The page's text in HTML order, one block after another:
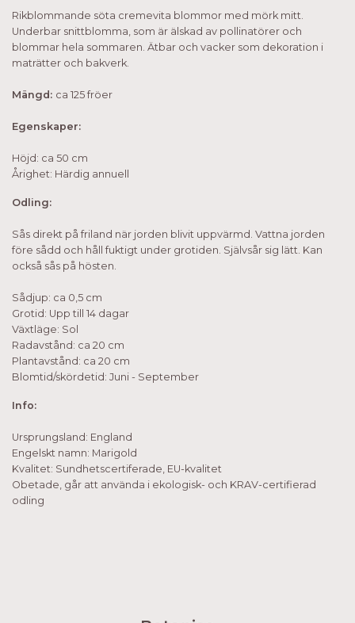
Rikblommande söta cremevita blommor med mörk mitt.
Underbar snittblomma, som är älskad av pollinatörer och
blommar hela sommaren. Ätbar och vacker som dekoration i
maträtter och bakverk.
Mängd: ca 125 fröer
Egenskaper:
Höjd: ca 50 cm
Årighet: Härdig annuell
Odling:
Sås direkt på friland när jorden blivit uppvärmd. Vattna jorden
före sådd och håll fuktigt under grotiden. Självsår sig lätt. Kan
också sås på hösten.
Sådjup: ca 0,5 cm
Grotid: Upp till 14 dagar
Växtläge: Sol
Radavstånd: ca 20 cm
Plantavstånd: ca 20 cm
Blomtid/skördetid: Juni - September
Info:
Ursprungsland: England
Engelskt namn: Marigold
Kvalitet: Sundhetscertiferade, EU-kvalitet
Obetade, går att använda i ekologisk- och KRAV-certifierad
odling